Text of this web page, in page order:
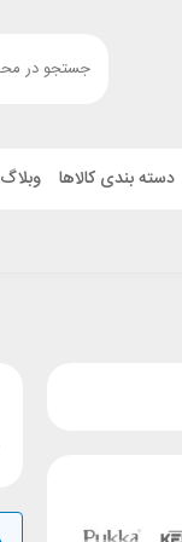
دسته بندی کالاها وبلاگ